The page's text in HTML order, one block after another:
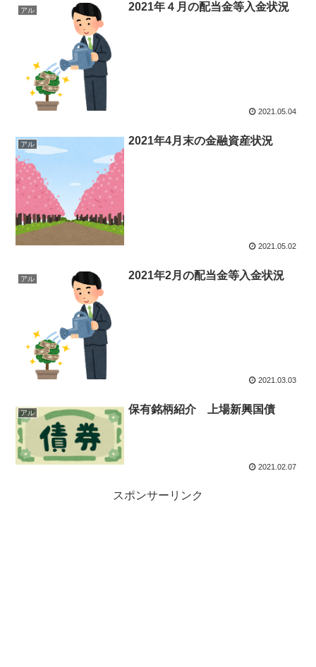
アル 2021年４月の配当金等入金状況
2021.05.04
アル 2021年4月末の金融資産状況
2021.05.02
アル 2021年2月の配当金等入金状況
2021.03.03
アル 保有銘柄紹介 上場新興国債
2021.02.07
スポンサーリンク